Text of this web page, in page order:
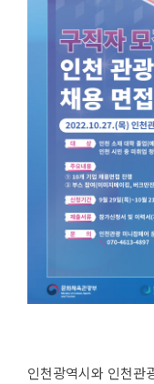
인천광역시와 인천관